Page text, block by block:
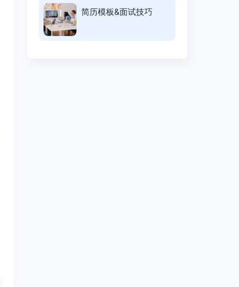
简历模板&面试技巧